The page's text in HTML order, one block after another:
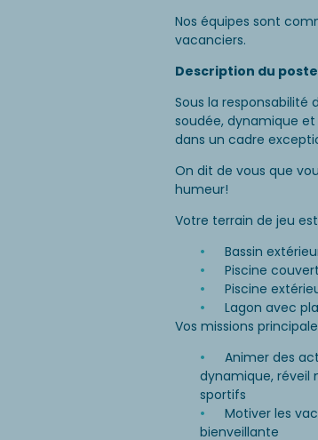
Nos équipes sont
vacanciers.
Description du poste
Sous la responsabilité
soudée, dynamique
dans un cadre
On dit de vous que
humeur!
Votre terrain de jeu
Bassin
Piscine
Piscine
Lagon avec
Vos missions
Animer des
dynamique, réveil
sportifs
Motiver les
bienveillante